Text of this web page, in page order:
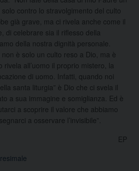
contro lo stravolgimento del culto
già grave, ma ci rivela anche come il
di celebrare sia il riflesso della
della nostra dignità personale.
è solo un culto reso a Dio, ma è
rivela all’uomo il proprio mistero, la
di uomo. Infatti, quando noi
santa liturgia” è Dio che ci svela il
a sua immagine e somiglianza. Ed è
a scoprire il valore che abbiamo
a osservare l’invisibile”.
EP